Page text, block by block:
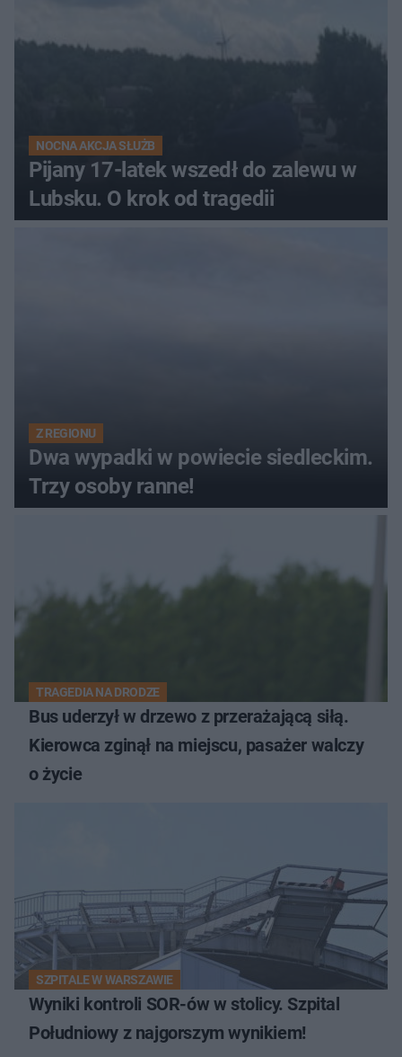
NOCNA AKCJA SŁUŻB
Pijany 17-latek wszedł do zalewu w
Lubsku. O krok od tragedii
Z REGIONU
Dwa wypadki w powiecie siedleckim.
Trzy osoby ranne!
TRAGEDIA NA DRODZE
Bus uderzył w drzewo z przerażającą siłą.
Kierowca zginął na miejscu, pasażer walczy
o życie
SZPITALE W WARSZAWIE
Wyniki kontroli SOR-ów w stolicy. Szpital
Południowy z najgorszym wynikiem!